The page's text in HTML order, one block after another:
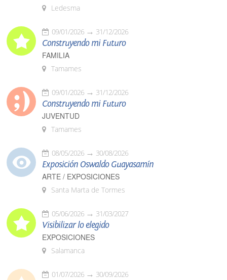
Ledesma
09/01/2026 31/12/2026
Construyendo mi Futuro
FAMILIA
Tamames
09/01/2026 31/12/2026
Construyendo mi Futuro
JUVENTUD
Tamames
08/05/2026 30/08/2026
Exposición Oswaldo Guayasamín
ARTE / EXPOSICIONES
Santa Marta de Tormes
05/06/2026 31/03/2027
Visibilizar lo elegido
EXPOSICIONES
Salamanca
01/07/2026 30/09/2026